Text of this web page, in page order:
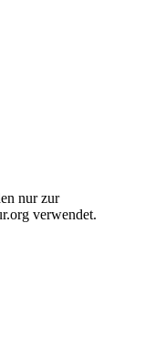
nur zur
verwendet.